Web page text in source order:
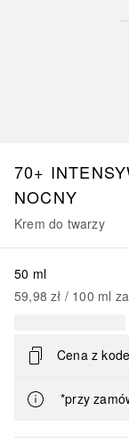
70+
NOCNY
Krem do twarzy
50 ml
59,98 zł / 100 ml
Cena z
*przy